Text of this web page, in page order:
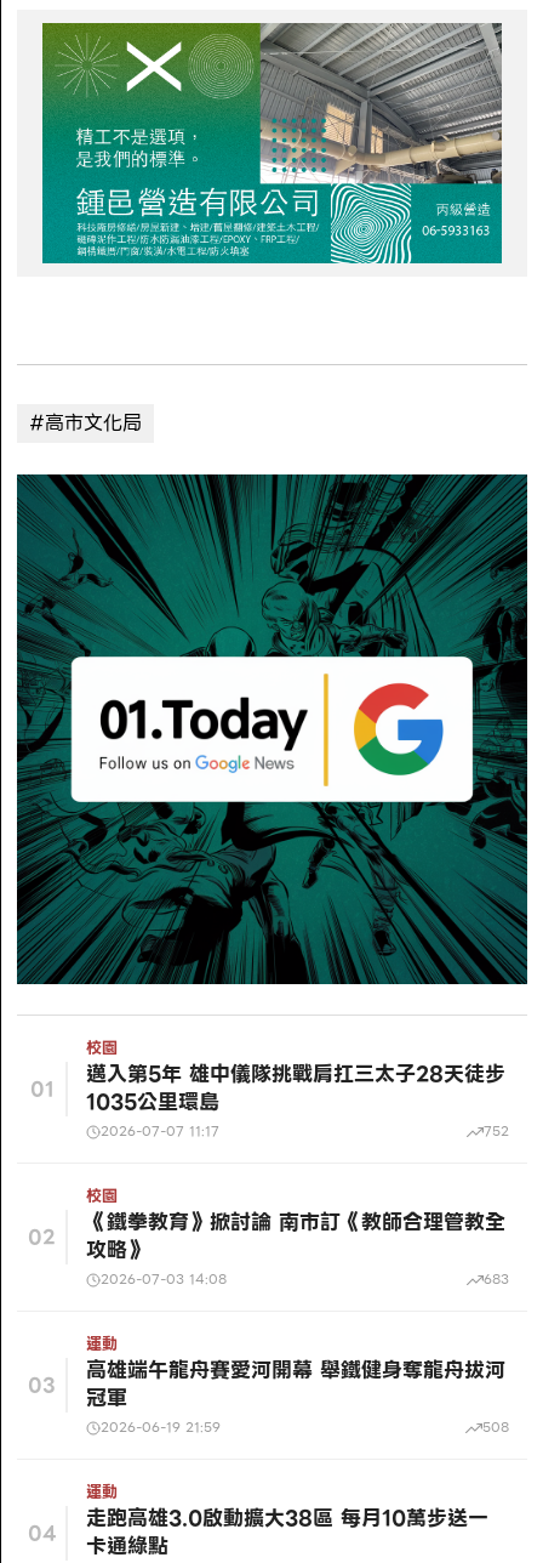
#高市文化局
01
校園
邁入第5年 雄中儀隊挑戰肩扛三太子28天徒步
1035公里環島
2026-07-07 11:17 752
02
校園
《鐵拳教育》掀討論 南市訂《教師合理管教全
攻略》
2026-07-03 14:08 683
03
運動
高雄端午龍舟賽愛河開幕 舉鐵健身奪龍舟拔河
冠軍
2026-06-19 21:59 508
04
運動
走跑高雄3.0啟動擴大38區 每月10萬步送一
卡通綠點